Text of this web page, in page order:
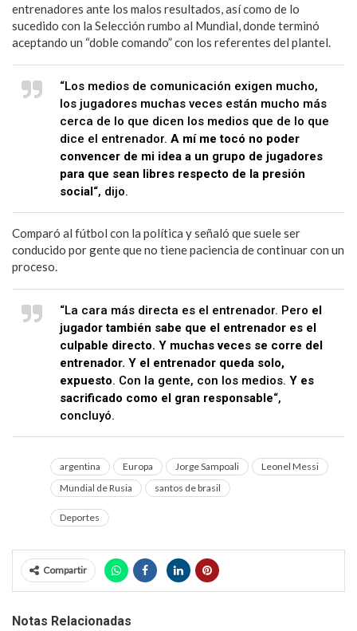
entrenadores ante los malos resultados, así como de lo
sucedido con la Selección rumbo al Mundial, donde terminó
aceptando un “doble comando” con los referentes del plantel.
“Los medios de comunicación exigen mucho,
los jugadores muchas veces están mucho más
cerca de lo que dicen los medios que de lo que
dice el entrenador. A mí me tocó no poder
convencer de mi idea a un grupo de jugadores
para que sean libres respecto de la presión
social“, dijo.
Comparó al fútbol con la política y señaló que suele ser
conducido por gente que no tiene paciencia de continuar con un
proceso.
“La cara más directa es el entrenador. Pero el
jugador también sabe que el entrenador es el
culpable directo. Y muchas veces se corre del
entrenador. Y el entrenador queda solo,
expuesto. Con la gente, con los medios. Y es
sacrificado como el gran responsable“,
concluyó.
argentina Europa Jorge Sampoali
Leonel Messi
Mundial de Rusia
santos de brasil
Deportes
Compartir
Notas Relacionadas